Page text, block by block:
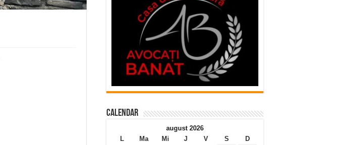
Calendar
august 2026
L
Ma Mi J V S
D